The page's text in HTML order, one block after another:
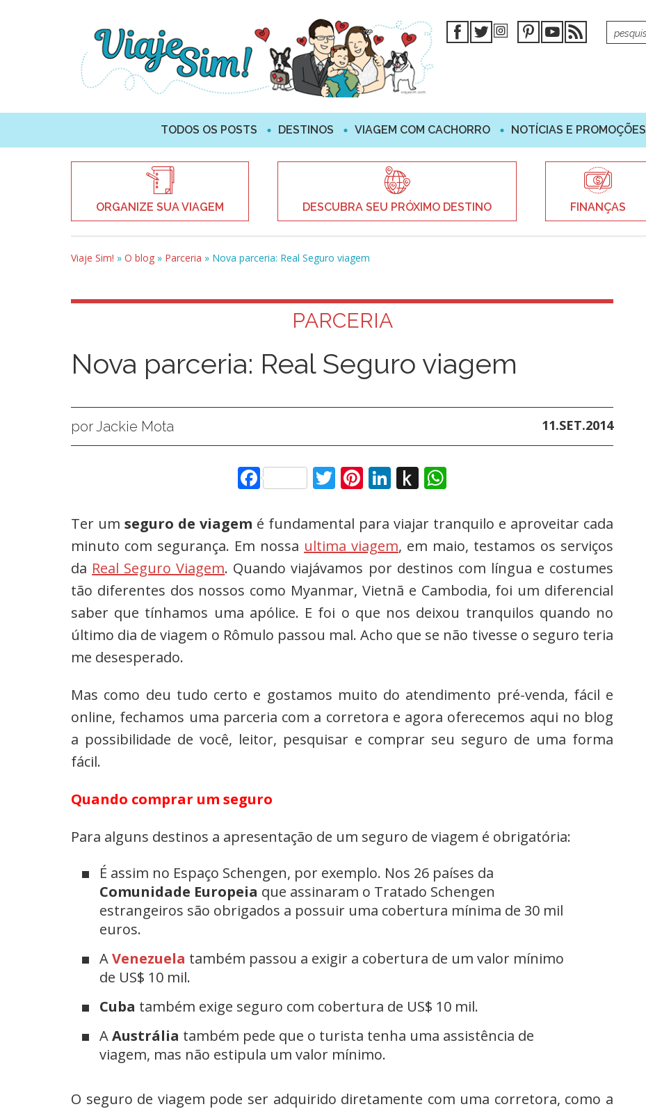
TODOS OS POSTS DESTINOS VIAGEM COM CACHORRO NOTÍCIAS E PROMOÇÕES
ORGANIZE SUA VIAGEM DESCUBRA SEU PRÓXIMO DESTINO FINANÇAS
Viaje Sim! » O blog » Parceria » Nova parceria: Real Seguro viagem
PARCERIA
Nova parceria: Real Seguro viagem
por Jackie Mota 11.SET.2014
FacebookTwitter
Pinterest
LinkedIn
Push
Kindle
Ter um seguro de viagem é fundamental para viajar tranquilo e aproveitar cada
minuto com segurança. Em nossa ultima viagem, em maio, testamos os serviços
da Real Seguro Viagem. Quando viajávamos por destinos com língua e costumes
tão diferentes dos nossos como Myanmar, Vietnã e Cambodia, foi um diferencial
saber que tínhamos uma apólice. E foi o que nos deixou tranquilos quando no
último dia de viagem o Rômulo passou mal. Acho que se não tivesse o seguro teria
me desesperado.
Mas como deu tudo certo e gostamos muito do atendimento pré-venda, fácil e
online, fechamos uma parceria com a corretora e agora oferecemos aqui no blog
a possibilidade de você, leitor, pesquisar e comprar seu seguro de uma forma
fácil.
Quando comprar um seguro
Para alguns destinos a apresentação de um seguro de viagem é obrigatória:
É assim no Espaço Schengen, por exemplo. Nos 26 países da
Comunidade Europeia que assinaram o Tratado Schengen
estrangeiros são obrigados a possuir uma cobertura mínima de 30 mil
euros.
AVenezuela também passou a exigir a cobertura de um valor mínimo
de US$ 10 mil.
Cuba também exige seguro com cobertura de US$ 10 mil.
AAustrália também pede que o turista tenha uma assistência de
viagem, mas não estipula um valor mínimo.
O seguro de viagem pode ser adquirido diretamente com uma corretora, como a